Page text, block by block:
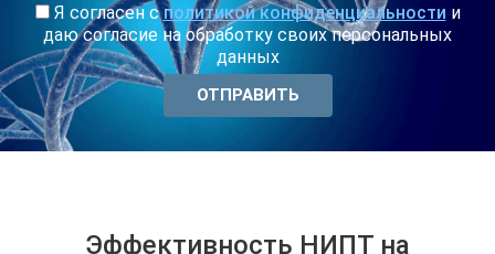
Я согласен сполитикой конфиденциальности и
даю согласие на обработку своих персональных
данных
Эффективность НИПТ на